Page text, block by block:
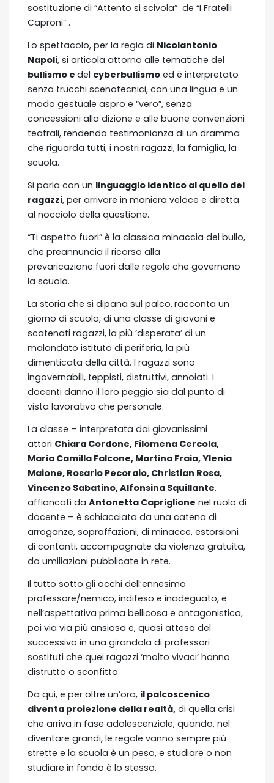
sostituzione di “Attento si scivola” de “I Fratelli
Caproni” .
Lo spettacolo, per la regia di Nicolantonio
Napoli, si articola attorno alle tematiche del
bullismo e del cyberbullismo ed è interpretato
senza trucchi scenotecnici, con una lingua e un
modo gestuale aspro e “vero”, senza
concessioni alla dizione e alle buone convenzioni
teatrali, rendendo testimonianza di un dramma
che riguarda tutti, i nostri ragazzi, la famiglia, la
scuola.
Si parla con un linguaggio identico al quello dei
ragazzi, per arrivare in maniera veloce e diretta
al nocciolo della questione.
“Ti aspetto fuori” è la classica minaccia del bullo,
che preannuncia il ricorso alla
prevaricazione fuori dalle regole che governano
la scuola.
La storia che si dipana sul palco,racconta un
giorno di scuola, di una classe di giovani e
scatenati ragazzi, la più ‘disperata’ di un
malandato istituto di periferia, la più
dimenticata della città. I ragazzi sono
ingovernabili, teppisti, distruttivi, annoiati. I
docenti danno il loro peggio sia dal punto di
vista lavorativo che personale.
La classe – interpretata dai giovanissimi
attori Chiara Cordone, Filomena Cercola,
Maria Camilla Falcone, Martina Fraia, Ylenia
Maione, Rosario Pecoraio, Christian Rosa,
Vincenzo Sabatino, Alfonsina Squillante,
affiancati da Antonetta Capriglione nel ruolo di
docente – è schiacciata da una catena di
arroganze, sopraffazioni, di minacce, estorsioni
di contanti, accompagnate da violenza gratuita,
da umiliazioni pubblicate in rete.
Il tutto sotto gli occhi dell’ennesimo
professore/nemico, indifeso e inadeguato, e
nell’aspettativa prima bellicosa e antagonistica,
poi via via più ansiosa e, quasi attesa del
successivo in una girandola di professori
sostituti che quei ragazzi ‘molto vivaci’ hanno
distrutto o sconfitto.
Da qui, e per oltre un’ora, il palcoscenico
diventa proiezione della realtà, di quella crisi
che arriva in fase adolescenziale, quando, nel
diventare grandi, le regole vanno sempre più
strette e la scuola è un peso, e studiare o non
studiare in fondo è lo stesso.